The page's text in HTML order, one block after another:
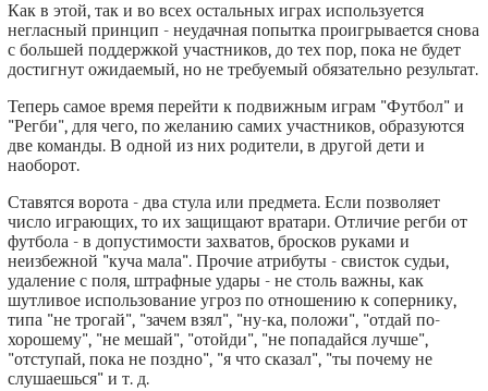
Как в этой, так и во всех остальных играх используется
негласный принцип - неудачная попытка проигрывается снова
с большей поддержкой участников, до тех пор, пока не будет
достигнут ожидаемый, но не требуемый обязательно результат.
Теперь самое время перейти к подвижным играм "Футбол" и
"Регби", для чего, по желанию самих участников, образуются
две команды. В одной из них родители, в другой дети и
наоборот.
Ставятся ворота - два стула или предмета. Если позволяет
число играющих, то их защищают вратари. Отличие регби от
футбола - в допустимости захватов, бросков руками и
неизбежной "куча мала". Прочие атрибуты - свисток судьи,
удаление с поля, штрафные удары - не столь важны, как
шутливое использование угроз по отношению к сопернику,
типа "не трогай", "зачем взял", "ну-ка, положи", "отдай по-
хорошему", "не мешай", "отойди", "не попадайся лучше",
"отступай, пока не поздно", "я что сказал", "ты почему не
слушаешься" и т. д.